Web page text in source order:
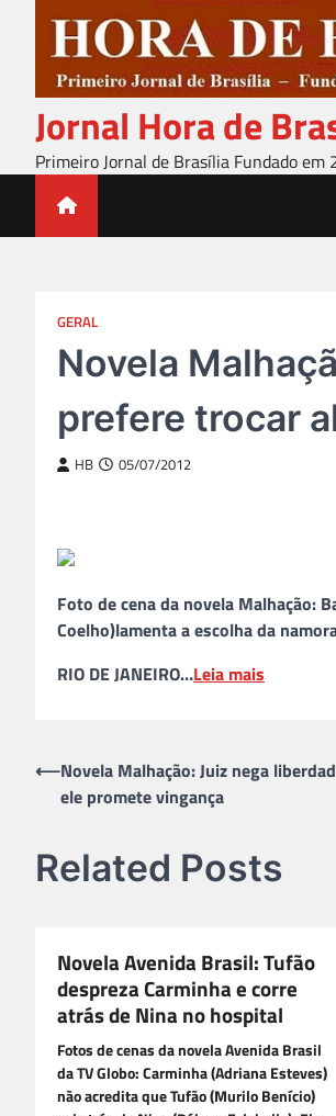
content
Jornal Hora de
Primeiro Jornal de Brasília Fundado em
GERAL
Novela
prefere trocar
HB 05/07/2012
Foto de cena da novela Malhação:
Coelho)lamenta a escolha da
RIO DE JANEIRO…Leia mais
Navegação
⟵Novela Malhação: Juiz nega
ele promete vingança
Related Posts
Novela Avenida Brasil: Tufão
despreza Carminha e corre
atrás de Nina no hospital
Fotos de cenas da novela Avenida Brasil
da TV Globo: Carminha (Adriana Esteves)
não acredita que Tufão (Murilo Benício)